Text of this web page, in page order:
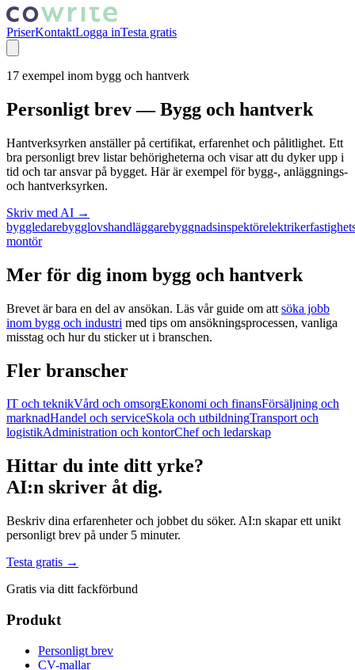
PriserKontaktLogga inTesta gratis
17 exempel inom bygg och hantverk
Personligt brev —Bygg och hantverk
Hantverksyrken anställer på certifikat, erfarenhet och pålitlighet. Ett
bra personligt brev listar behörigheterna och visar att du dyker upp i
tid och tar ansvar på bygget. Här är exempel för bygg-, anläggnings-
och hantverksyrken.
Skriv med AI →
byggledarebygglovshandläggarebyggnadsinspektörelektriker
montör
Mer för dig inom bygg och hantverk
Brevet är bara en del av ansökan. Läs vår guide om att söka jobb
inom bygg och industri med tips om ansökningsprocessen, vanliga
misstag och hur du sticker ut i branschen.
Fler branscher
IT och teknikVård och omsorgEkonomi och finansFörsäljning och
marknadHandel och serviceSkola och utbildningTransport och
logistikAdministration och kontorChef och ledarskap
Hittar du inte ditt yrke?
AI:n skriver åt dig.
Beskriv dina erfarenheter och jobbet du söker. AI:n skapar ett unikt
personligt brev på under 5 minuter.
Testa gratis →
Gratis via ditt fackförbund
Produkt
Personligt brev
CV-mallar